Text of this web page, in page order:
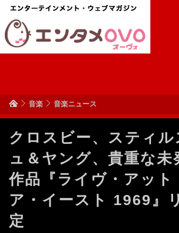
音楽 音楽ニュース
クロスビー、スティル
ュ＆ヤング、貴重な未
作品『ライヴ・アット
ア・イースト 1969』
定